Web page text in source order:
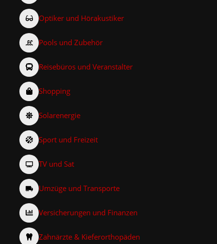
Optiker und Hörakustiker
Pools und Zubehör
Reisebüros und Veranstalter
Shopping
Solarenergie
Sport und Freizeit
TV und Sat
Umzüge und Transporte
Versicherungen und Finanzen
Zahnärzte & Kieferorthopäden